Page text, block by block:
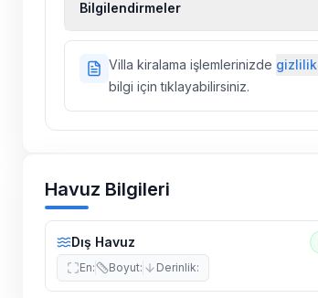
Bilgilendirmeler
ilaçlama yapılmaktadır. Buna
vs. bulunma ihtimali vardır.
Villalarımızın bulunmuş olduğu
Villa kiralama işlemlerinizde
bilgi için tıklayabilirsiniz.
Havuz Bilgileri
Dış Havuz
En: Boyut: Derinlik: